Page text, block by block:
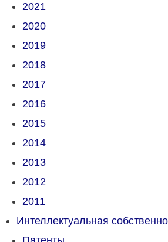
2021
2020
2019
2018
2017
2016
2015
2014
2013
2012
2011
Интеллектуальная